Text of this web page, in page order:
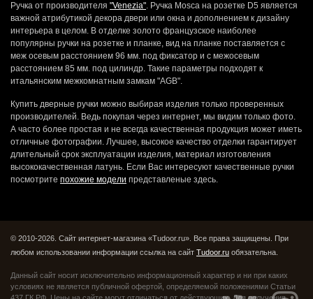
Ручка от производителя "Venezia". Ручка Mosca на розетке D5 является
важной атрибутикой декора двери или окна и дополнением к дизайну
интерьера в целом. В отделке золото французское наиболее
популярны ручки на розетке и планке, вид на планке поставляется с
меж осевым расстоянием 96 мм. под фиксатор и с межосевым
расстоянием 85 мм. под цилиндр. Такие параметры подходят к
итальянским межкомнатным замкам "AGB".
Купить дверные ручки можно выбирая изделия только проверенных
производителей. Ведь покупая через интернет, мы видим только фото.
А часто более простая и не всегда качественная продукция может иметь
отличные фотографии. Лучшее, высокое качество отделки гарантирует
длительный срок эксплуатации изделия, материал изготовления
высококачественная латунь. Если Вас интересуют качественные ручки
посмотрите похожие модели представленые здесь.
© 2010-2026. Сайт интернет-магазина «Tudoor.ru». Все права защищены. При
любом использовании информации ссылка на сайт Tudoor.ru обязательна.
Данный сайт носит исключительно информационный характер и ни при каких
условиях не является публичной офертой, определяемой положениями Статьи